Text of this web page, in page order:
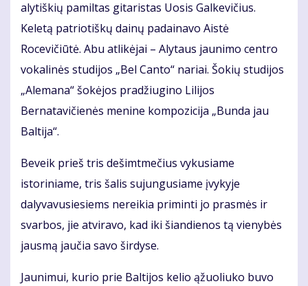
alytiškių pamiltas gitaristas Uosis Galkevičius.
Keletą patriotiškų dainų padainavo Aistė
Rocevičiūtė. Abu atlikėjai – Alytaus jaunimo centro
vokalinės studijos „Bel Canto“ nariai. Šokių studijos
„Alemana“ šokėjos pradžiugino Lilijos
Bernatavičienės menine kompozicija „Bunda jau
Baltija“.
Beveik prieš tris dešimtmečius vykusiame
istoriniame, tris šalis sujungusiame įvykyje
dalyvavusiesiems nereikia priminti jo prasmės ir
svarbos, jie atviravo, kad iki šiandienos tą vienybės
jausmą jaučia savo širdyse.
Jaunimui, kurio prie Baltijos kelio ąžuoliuko buvo